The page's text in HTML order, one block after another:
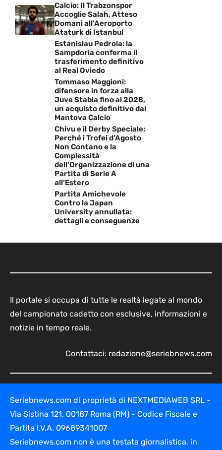
Calcio: Il Trabzonspor
Accoglie Salah, Atteso
Domani all’Aeroporto
Ataturk di Istanbul
Estanislau Pedrola: la
Sampdoria conferma il
trasferimento definitivo
al Real Oviedo
Tommaso Maggioni:
difensore in forza alla
Juve Stabia fino al 2028,
un acquisto definitivo dal
Mantova Calcio
Chivu e il Derby Speciale:
Perché i Trofei d’Agosto
Non Contano e la
Complessità
dell’Organizzazione di una
Partita di Serie A
all’Estero
Partita Amichevole
Contro la Japan
University annullata:
dettagli e conseguenze
Il portale si occupa di tutte le realtà legate al mondo
del campionato cadetto con esclusive, informazioni e
notizie in tempo reale.
Contattaci: redazione@seriebnews.com
Seriebnews.com di proprietà di NEXTMEDIAWEB SRL -
Via Sistina 121, 00187 Roma (RM) - Codice Fiscale e
Partita I.V.A. 09689341007
Seriebnews.com non è una testata giornalistica, in